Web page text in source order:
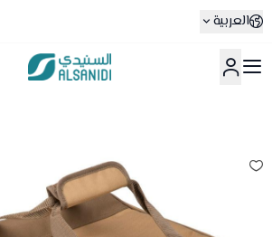
العربية
متجر السنيدي